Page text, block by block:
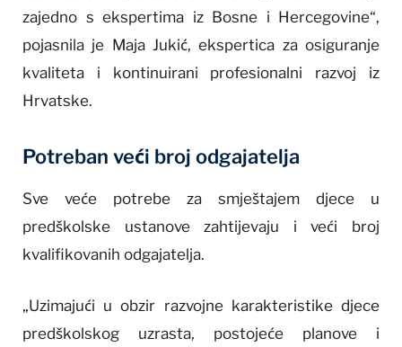
zajedno s ekspertima iz Bosne i Hercegovine“,
pojasnila je Maja Jukić, ekspertica za osiguranje
kvaliteta i kontinuirani profesionalni razvoj iz
Hrvatske.
Potreban veći broj odgajatelja
Sve veće potrebe za smještajem djece u
predškolske ustanove zahtijevaju i veći broj
kvalifikovanih odgajatelja.
„Uzimajući u obzir razvojne karakteristike djece
predškolskog uzrasta, postojeće planove i